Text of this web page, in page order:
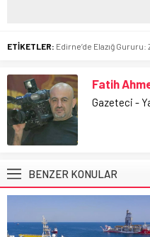
ETİKETLER: Edirne’de Elazığ Gururu:
Fatih
Gazeteci -
BENZER KONULAR